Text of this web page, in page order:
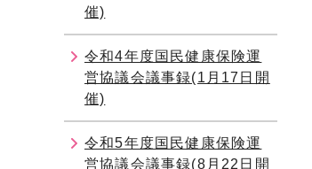
催)
令和4年度国民健康保険運
営協議会議事録(1月17日開
催)
令和5年度国民健康保険運
営協議会議事録(8月22日開